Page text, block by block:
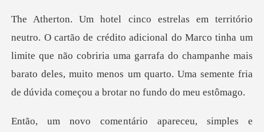
do Marco tinha um
limite que não cobriria uma garrafa do champanhe mais
barato deles, mu
ntário apareceu, si